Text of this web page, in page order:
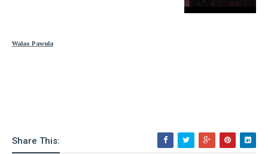
Walas Pawula
Share This: